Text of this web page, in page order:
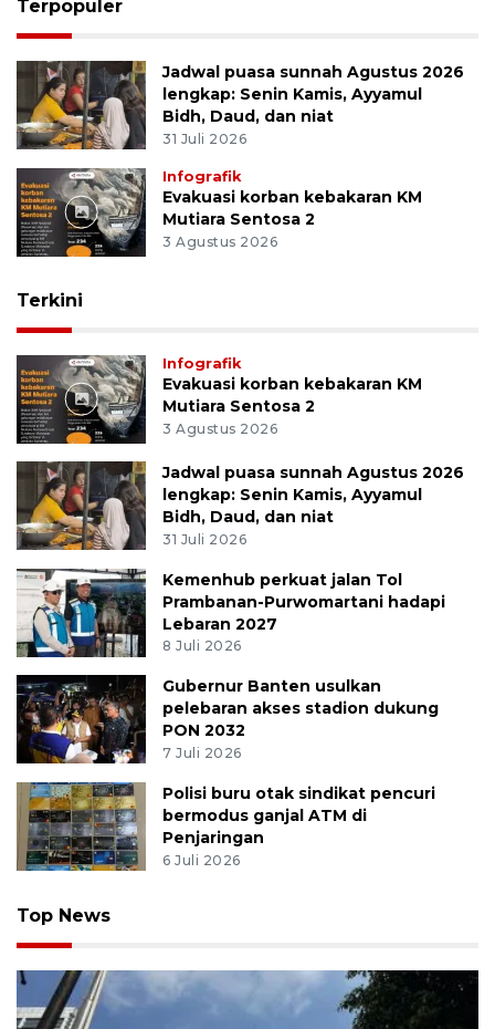
Terpopuler
Jadwal puasa sunnah Agustus 2026
lengkap: Senin Kamis, Ayyamul
Bidh, Daud, dan niat
31 Juli 2026
Infografik
Evakuasi korban kebakaran KM
Mutiara Sentosa 2
3 Agustus 2026
Terkini
Infografik
Evakuasi korban kebakaran KM
Mutiara Sentosa 2
3 Agustus 2026
Jadwal puasa sunnah Agustus 2026
lengkap: Senin Kamis, Ayyamul
Bidh, Daud, dan niat
31 Juli 2026
Kemenhub perkuat jalan Tol
Prambanan-Purwomartani hadapi
Lebaran 2027
8 Juli 2026
Gubernur Banten usulkan
pelebaran akses stadion dukung
PON 2032
7 Juli 2026
Polisi buru otak sindikat pencuri
bermodus ganjal ATM di
Penjaringan
6 Juli 2026
Top News